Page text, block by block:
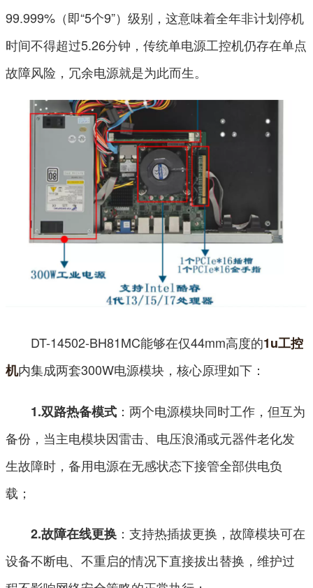
99.999%（即“5个9”）级别，这意味着全年非计划停机
时间不得超过5.26分钟，传统单电源工控机仍存在单点
故障风险，冗余电源就是为此而生。
DT-14502-BH81MC能够在仅44mm高度的1u工控
机内集成两套300W电源模块，核心原理如下：
1.双路热备模式 ：两个电源模块同时工作，但互为
备份，当主电模块因雷击、电压浪涌或元器件老化发
生故障时，备用电源在无感状态下接管全部供电负
载；
2.故障在线更换 ：支持热插拔更换，故障模块可在
设备不断电、不重启的情况下直接拔出替换，维护过